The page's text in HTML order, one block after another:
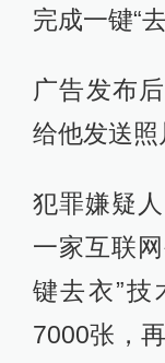
完成一键“
广告发布
给他发送照
犯罪嫌疑
一家互联
键去衣”技
7000张，